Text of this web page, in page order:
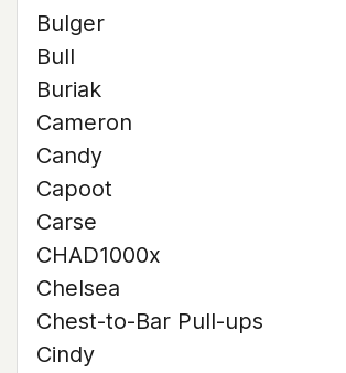
Bulger
Bull
Buriak
Cameron
Candy
Capoot
Carse
CHAD1000x
Chelsea
Chest-to-Bar Pull-ups
Cindy